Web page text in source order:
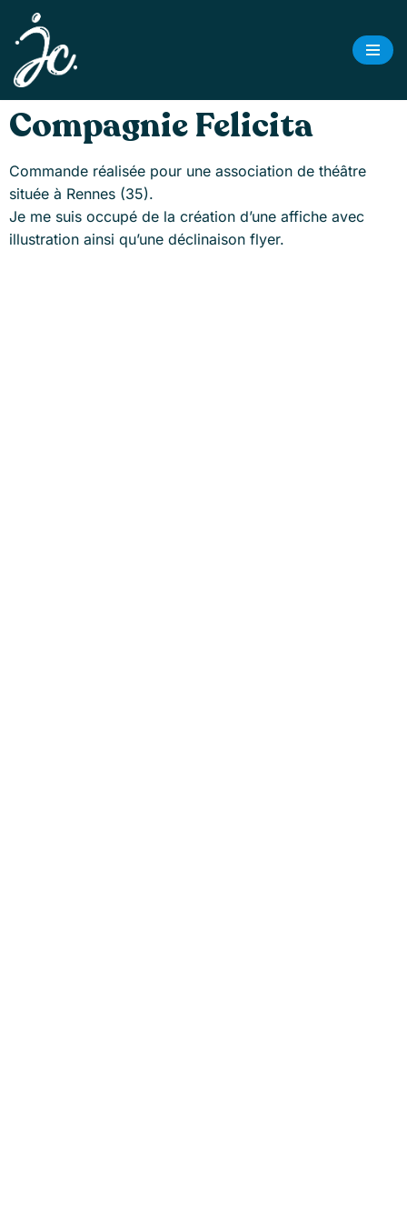
Aller
au
Compagnie Felicita
Commande réalisée pour une association de théâtre
située à Rennes (35).
Je me suis occupé de la création d’une affiche avec
illustration ainsi qu’une déclinaison flyer.